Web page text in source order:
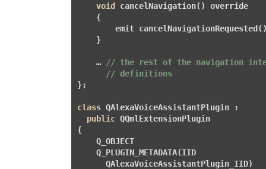
void
cancelNavigation() override
    {
emit
    }
    …
// the rest of the navigation
// definitions
};
class QAlexaVoiceAssistantPlugin :
public QQmlExtensionPlugin
{
    Q_OBJECT
    Q_PLUGIN_METADATA(IID
      QAlexaVoiceAssistantPlugin_IID)